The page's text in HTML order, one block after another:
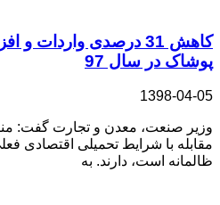
پوشاک در سال 97
1398-04-05
وزیر صنعت، معدن و تجارت گفت:
مقابله با شرایط تحمیلی اقتصادی
ظالمانه است، دارند. به